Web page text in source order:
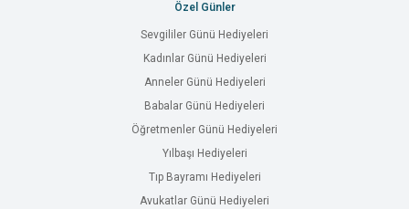
Özel Günler
Sevgililer Günü Hediyeleri
Kadınlar Günü Hediyeleri
Anneler Günü Hediyeleri
Babalar Günü Hediyeleri
Öğretmenler Günü Hediyeleri
Yılbaşı Hediyeleri
Tıp Bayramı Hediyeleri
Avukatlar Günü Hediyeleri